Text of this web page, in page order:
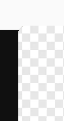
Videor
Ikoner
3D-modeller
Teckensnitt